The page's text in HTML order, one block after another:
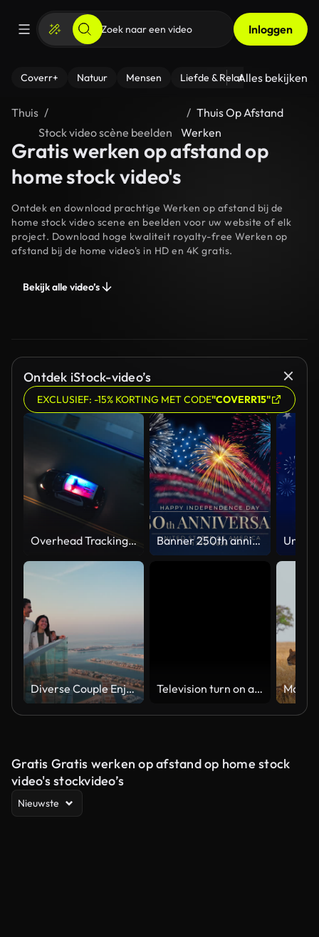
Inloggen
Coverr+ Natuur Mensen Liefde & Relaties - Fitness
Alles bekijken
Thuis
Stock video scène beelden
Thuis Op Afstand
Werken
Gratis werken op afstand op
home stock video's
Ontdek en download prachtige Werken op afstand bij de
home stock video scene en beelden voor uw website of elk
project. Download hoge kwaliteit royalty-free Werken op
afstand bij de home video's in HD en 4K gratis.
Bekijk alle video’s
Ontdek iStock-video’s
EXCLUSIEF: -15% KORTING MET CODE"COVERR15"
Overhead Tracking Drone Shot of a Police Car Driving on a City Street with Lights On at Night Banner 250th anniversary of the USA. 250 years of independence. 4th of july 2026 usa independence day, video greeting card. US flag fireworks on blue sky background. Fourth of july. 4k seamless loop
Diverse Couple Enjoying Sunset Views from High Rise Sky Deck Overlooking Palm Jumeirah Television turn on and off. Switch on tv effect, switch off tv effect. Turn on Lcd TV effect, turn off TV effect . Led Tv on and off on black background
Gratis Gratis werken op afstand op home stock
video's stockvideo’s
Nieuwste